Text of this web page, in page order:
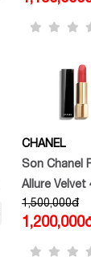
CHANEL
Son Chanel
Allure Velvet
Flamboyante
Đào Ánh
1,500,000đ